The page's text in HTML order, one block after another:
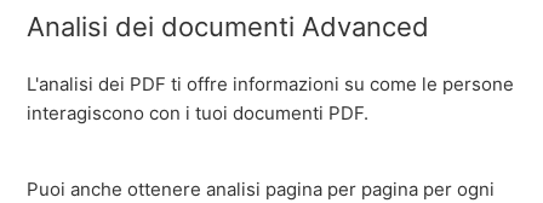
Analisi dei documenti Advanced
L'analisi dei PDF ti offre informazioni su come le persone
interagiscono con i tuoi documenti PDF.
Puoi anche ottenere analisi pagina per pagina per ogni